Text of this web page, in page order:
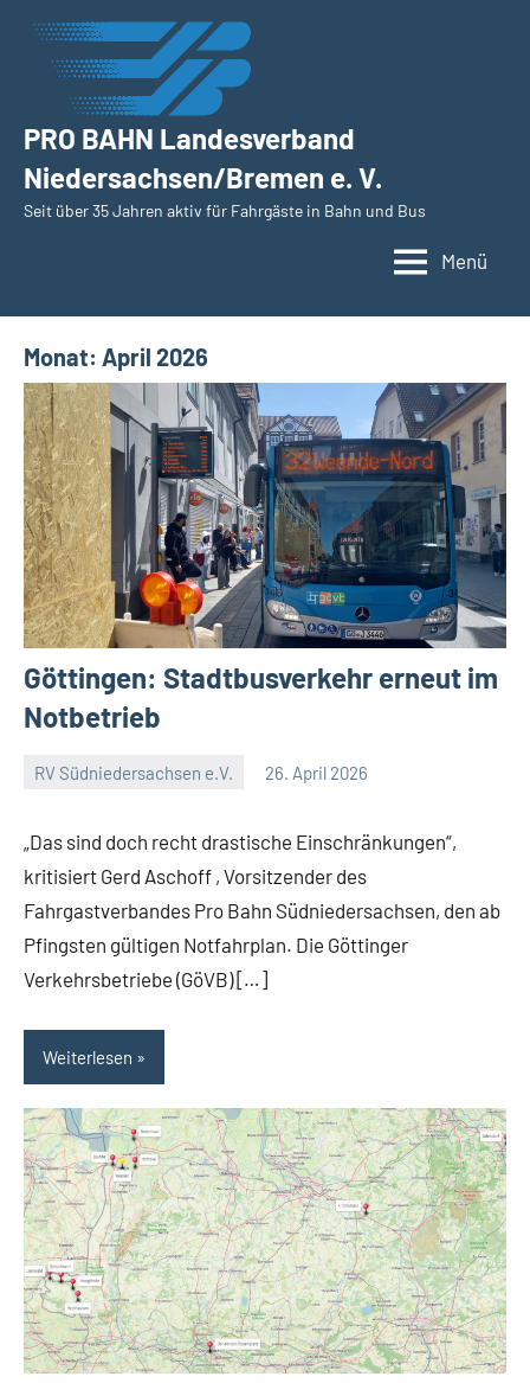
Inhalt
springen
PRO BAHN Landesverband
Niedersachsen/Bremen e. V.
Seit über 35 Jahren aktiv für Fahrgäste in Bahn und Bus
Menü
Monat: April 2026
Göttingen: Stadtbusverkehr erneut im
Notbetrieb
RV Südniedersachsen e.V. 26. April 2026
e.V.
„Das sind doch recht drastische Einschränkungen“,
kritisiert Gerd Aschoff , Vorsitzender des
Fahrgastverbandes Pro Bahn Südniedersachsen, den ab
Pfingsten gültigen Notfahrplan. Die Göttinger
Verkehrsbetriebe (GöVB) […]
Weiterlesen